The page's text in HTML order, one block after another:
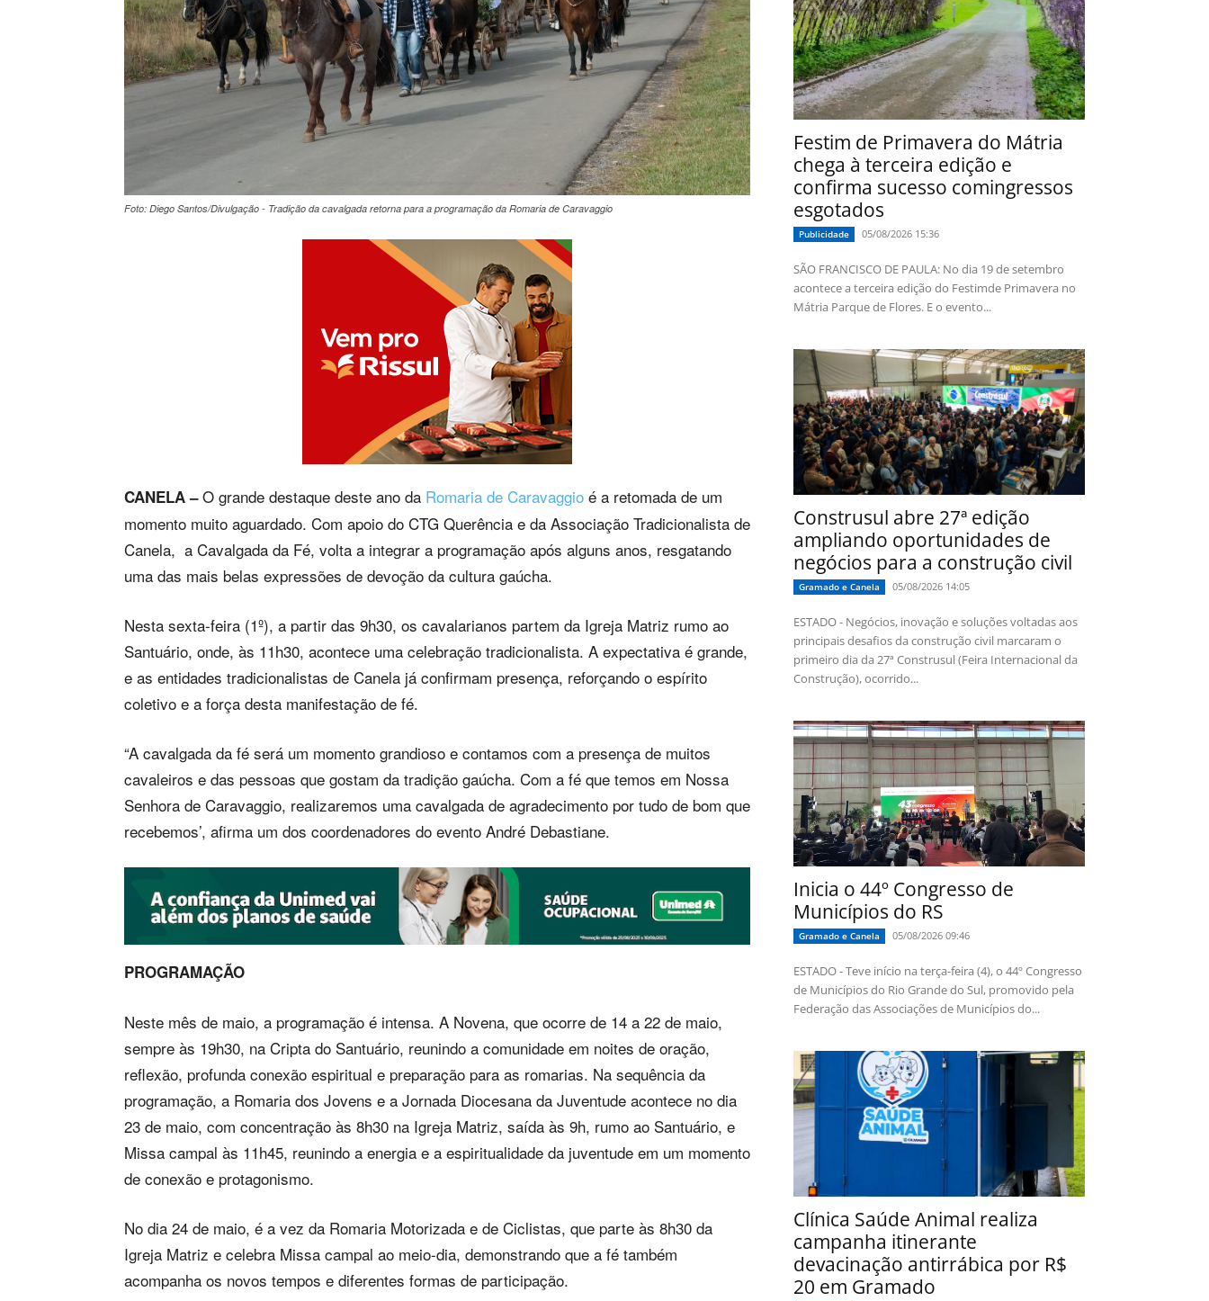
Foto: Diego Santos/Divulgação - Tradição da cavalgada retorna para a programação da Romaria de Caravaggio
CANELA –O grande destaque deste ano da Romaria de Caravaggio é a retomada de um
momento muito aguardado. Com apoio do CTG Querência e da Associação Tradicionalista de
Canela, a Cavalgada da Fé, volta a integrar a programação após alguns anos, resgatando
uma das mais belas expressões de devoção da cultura gaúcha.
Nesta sexta-feira (1º), a partir das 9h30, os cavalarianos partem da Igreja Matriz rumo ao
Santuário, onde, às 11h30, acontece uma celebração tradicionalista. A expectativa é grande,
e as entidades tradicionalistas de Canela já confirmam presença, reforçando o espírito
coletivo e a força desta manifestação de fé.
“A cavalgada da fé será um momento grandioso e contamos com a presença de muitos
cavaleiros e das pessoas que gostam da tradição gaúcha. Com a fé que temos em Nossa
Senhora de Caravaggio, realizaremos uma cavalgada de agradecimento por tudo de bom que
recebemos’, afirma um dos coordenadores do evento André Debastiane.
PROGRAMAÇÃO
Neste mês de maio, a programação é intensa. A Novena, que ocorre de 14 a 22 de maio,
sempre às 19h30, na Cripta do Santuário, reunindo a comunidade em noites de oração,
reflexão, profunda conexão espiritual e preparação para as romarias. Na sequência da
programação, a Romaria dos Jovens e a Jornada Diocesana da Juventude acontece no dia
23 de maio, com concentração às 8h30 na Igreja Matriz, saída às 9h, rumo ao Santuário, e
Missa campal às 11h45, reunindo a energia e a espiritualidade da juventude em um momento
de conexão e protagonismo.
No dia 24 de maio, é a vez da Romaria Motorizada e de Ciclistas, que parte às 8h30 da
Igreja Matriz e celebra Missa campal ao meio-dia, demonstrando que a fé também
acompanha os novos tempos e diferentes formas de participação.
Festim de Primavera do Mátria
chega à terceira edição e
confirma sucesso comingressos
esgotados
Publicidade 05/08/2026 15:36
SÃO FRANCISCO DE PAULA: No dia 19 de setembro
acontece a terceira edição do Festimde Primavera no
Mátria Parque de Flores. E o evento...
Construsul abre 27ª edição
ampliando oportunidades de
negócios para a construção civil
Gramado e Canela 05/08/2026 14:05
ESTADO - Negócios, inovação e soluções voltadas aos
principais desafios da construção civil marcaram o
primeiro dia da 27ª Construsul (Feira Internacional da
Construção), ocorrido...
Inicia o 44º Congresso de
Municípios do RS
Gramado e Canela 05/08/2026 09:46
ESTADO - Teve início na terça-feira (4), o 44º Congresso
de Municípios do Rio Grande do Sul, promovido pela
Federação das Associações de Municípios do...
Clínica Saúde Animal realiza
campanha itinerante
devacinação antirrábica por R$
20 em Gramado